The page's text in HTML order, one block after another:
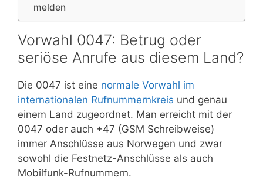
melden
Vorwahl 0047: Betrug oder
seriöse Anrufe aus diesem Land?
Die 0047 ist eine normale Vorwahl im
internationalen Rufnummernkreis und genau
einem Land zugeordnet. Man erreicht mit der
0047 oder auch +47 (GSM Schreibweise)
immer Anschlüsse aus Norwegen und zwar
sowohl die Festnetz-Anschlüsse als auch
Mobilfunk-Rufnummern.